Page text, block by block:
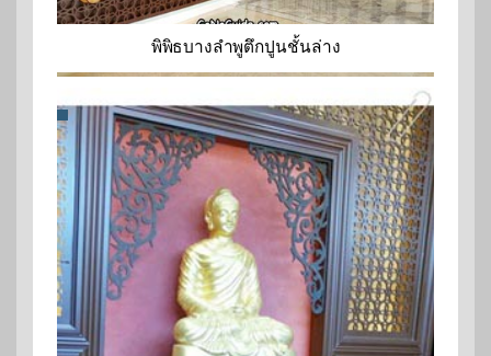
พิพิธบางลำพูตึกปูนชั้นล่าง